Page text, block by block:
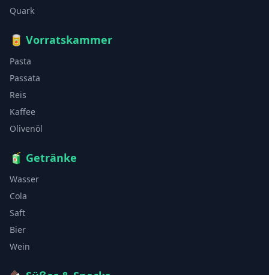
Quark
🥫 Vorratskammer
Pasta
Passata
Reis
Kaffee
Olivenöl
🧃 Getränke
Wasser
Cola
Saft
Bier
Wein